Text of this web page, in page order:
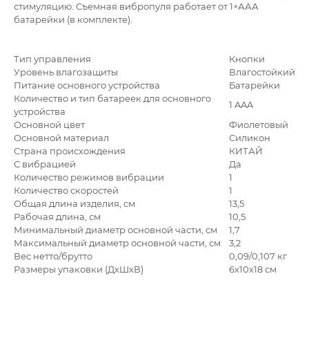
стимуляцию. Съемная вибропуля работает от 1×ААА
батарейки (в комплекте).
Тип управления
Кнопки
Уровень влагозащиты
Влагостойкий
Питание основного устройства
Батарейки
Количество и тип батареек для основного
устройства
1 AAA
Основной цвет
Фиолетовый
Основной материал
Силикон
Страна происхождения
КИТАЙ
С вибрацией
Да
Количество режимов вибрации
1
Количество скоростей
1
Общая длина изделия, см
13,5
Рабочая длина, см
10,5
Минимальный диаметр основной части, см
1,7
Максимальный диаметр основной части, см
3,2
Вес нетто/брутто
0,09/0,107 кг
Размеры упаковки (ДхШхВ)
6x10x18 см